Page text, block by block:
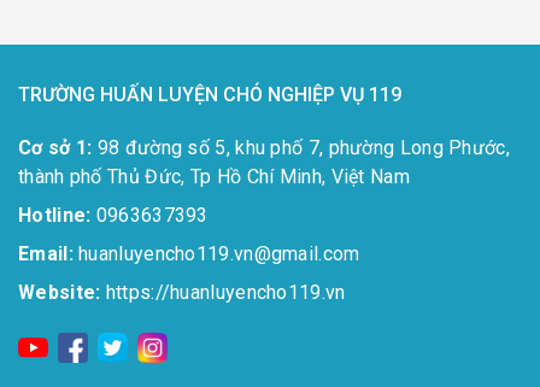
TRƯỜNG HUẤN LUYỆN CHÓ NGHIỆP VỤ 119
Cơ sở 1: 98 đường số 5, khu phố 7, phường Long Phước,
thành phố Thủ Đức, Tp Hồ Chí Minh, Việt Nam
Hotline: 0963637393​
Email:huanluyencho119.vn@gmail.com
Website: https://huanluyencho119.vn